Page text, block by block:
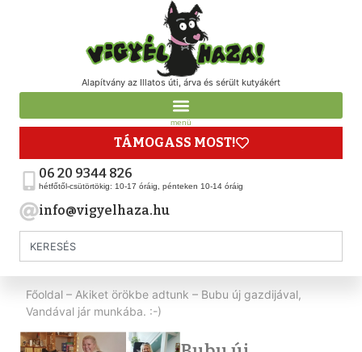
Alapítvány az Illatos úti, árva és sérült kutyákért
menü
TÁMOGASS MOST!
06 20 9344 826
hétfőtől-csütörtökig: 10-17 óráig, pénteken 10-14 óráig
info@vigyelhaza.hu
Főoldal – Akiket örökbe adtunk – Bubu új gazdijával,
Vandával jár munkába. :-)